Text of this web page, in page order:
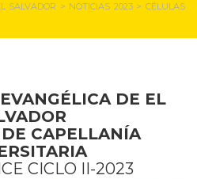
SALVADOR > NOTICIAS 2023>CÉLULAS
DE EL
CAPELLANÍA
CICLO II-2023